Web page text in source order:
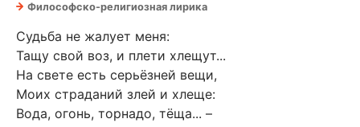
Философско-религиозная лирика
Судьба не жалует меня:
Тащу свой воз, и плети хлещут...
На свете есть серьёзней вещи,
Моих страданий злей и хлеще:
Вода, огонь, торнадо, тёща... –